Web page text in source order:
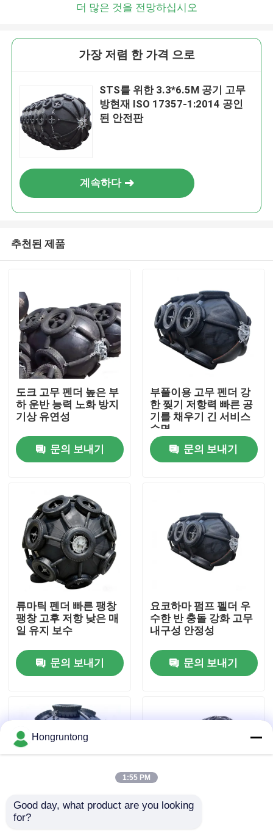
제품
비디오
우리 에 관한 것
공장 투어
품질 관리
인용 을 요청 하십시오
플랫폼 고무 방현재
더 많은 것을 전망하십시오
가장 저렴 한 가격 으로
STS를 위한 3.3*6.5M 공기 고무
방현재 ISO 17357-1:2014 공인
된 안전판
계속하다
추천된 제품
도크 고무 펜더 높은 부
하 운반 능력 노화 방지
기상 유연성
문의 보내기
부풀이용 고무 펜더 강
한 찢기 저항력 빠른 공
기를 채우기 긴 서비스
수명
문의 보내기
류마틱 펜더 빠른 팽창
팽창 고후 저항 낮은 매
일 유지 보수
문의 보내기
요코하마 펌프 펠더 우
수한 반 충돌 강화 고무
내구성 안정성
문의 보내기
부풀이용 고무 펜더 높
Hongruntong
1:55 PM
Good day, what product are you looking
for?